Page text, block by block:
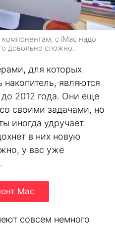
с iMac надо
довольно сложно.
для которых
являются
2012 года. Они еще
своими задачами, но
иногда удручает.
в них новую
у вас уже
Mac
совсем немного